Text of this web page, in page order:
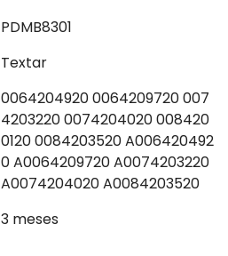
PDMB8301
Textar
0064204920 0064209720 007
4203220 0074204020 008420
0120 0084203520 A006420492
0 A0064209720 A0074203220
A0074204020 A0084203520
3 meses